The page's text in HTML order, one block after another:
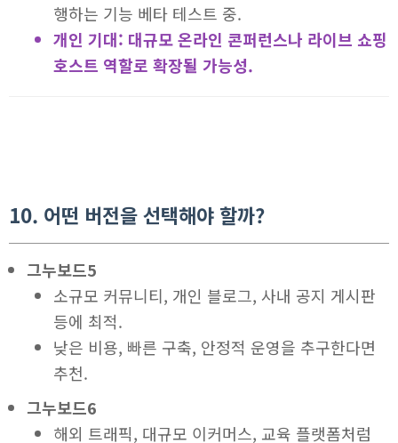
행하는 기능 베타 테스트 중.
개인 기대: 대규모 온라인 콘퍼런스나 라이브 쇼핑
호스트 역할로 확장될 가능성.
10. 어떤 버전을 선택해야 할까?
그누보드5
소규모 커뮤니티, 개인 블로그, 사내 공지 게시판
등에 최적.
낮은 비용, 빠른 구축, 안정적 운영을 추구한다면
추천.
그누보드6
해외 트래픽, 대규모 이커머스, 교육 플랫폼처럼